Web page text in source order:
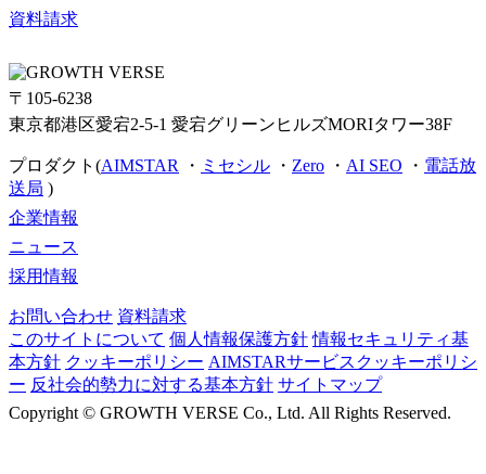
資料請求
〒105-6238
東京都港区愛宕2-5-1 愛宕グリーンヒルズMORIタワー38F
プロダクト(AIMSTAR ・ ミセシル ・ Zero ・ AI SEO ・ 電話放
送局 )
企業情報
ニュース
採用情報
お問い合わせ 資料請求
このサイトについて 個人情報保護方針 情報セキュリティ基
本方針 クッキーポリシー AIMSTARサービスクッキーポリシ
ー 反社会的勢力に対する基本方針 サイトマップ
Copyright © GROWTH VERSE Co., Ltd. All Rights Reserved.